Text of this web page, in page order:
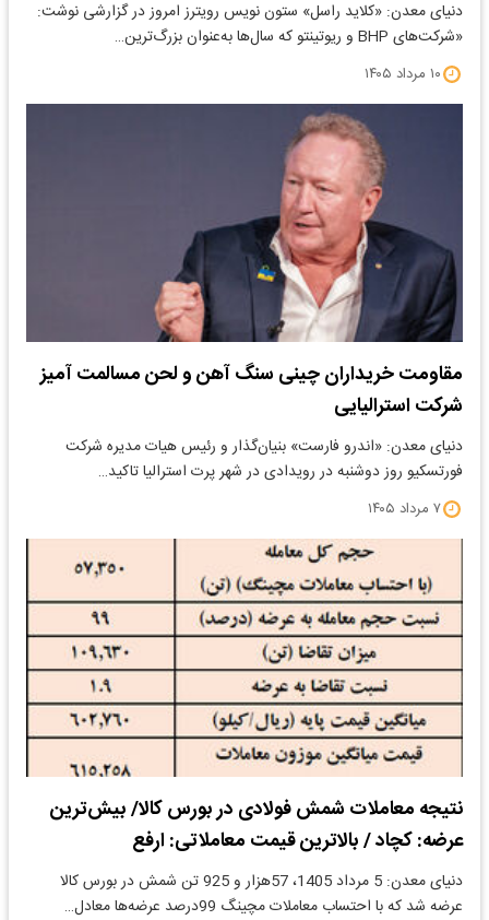
دنیای معدن: «کلاید راسل» ستون نویس رویترز امروز در گزارشی نوشت:
«شرکت‌های BHP و ریوتینتو که سال‌ها به‌عنوان بزرگ‌ترین…
۱۰ مرداد ۱۴۰۵
مقاومت خریداران چینی سنگ آهن و لحن مسالمت آمیز
شرکت استرالیایی
دنیای معدن: «اندرو فارست» بنیان‌گذار و رئیس هیات مدیره شرکت
فورتسکیو روز دوشنبه در رویدادی در شهر پرت استرالیا تاکید…
۷ مرداد ۱۴۰۵
نتیجه معاملات شمش فولادی در بورس کالا/ بیش‌ترین
عرضه: کچاد / بالاترین قیمت معاملاتی: ارفع
دنیای معدن: 5 مرداد 1405، 57هزار و 925 تن شمش در بورس کالا
عرضه شد که با احتساب معاملات مچینگ 99درصد عرضه‌ها معادل…